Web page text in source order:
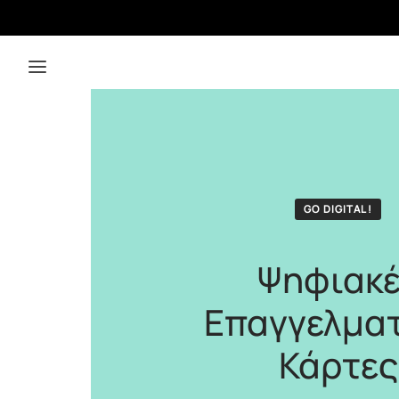
GO DIGITAL!
Κάρτες